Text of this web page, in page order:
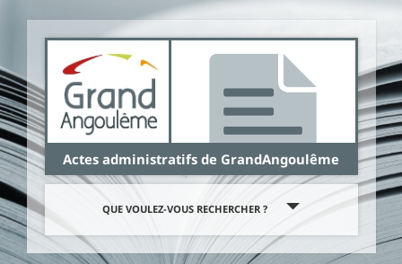
Actes administratifs de GrandAngoulême
QUE VOULEZ-VOUS RECHERCHER ?
Panneau de gestion des cookies